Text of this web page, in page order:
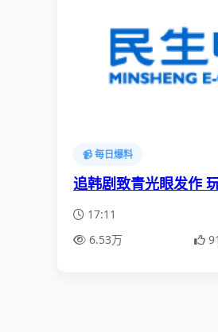
📹 每日爆料
追韩剧致青光眼发作
17:11
6.53万